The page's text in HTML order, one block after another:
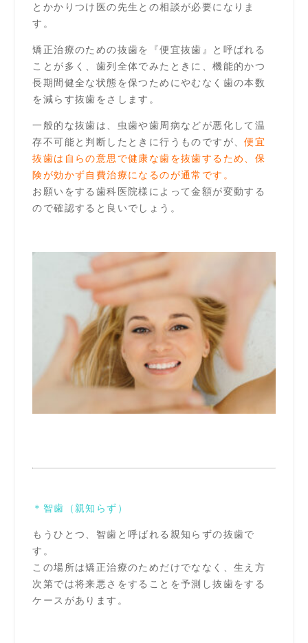
とかかりつけ医の先生との相談が必要になりま
す。
矯正治療のための抜歯を『便宜抜歯』と呼ばれる
ことが多く、歯列全体でみたときに、機能的かつ
長期間健全な状態を保つためにやむなく歯の本数
を減らす抜歯をさします。
一般的な抜歯は、虫歯や歯周病などが悪化して温
存不可能と判断したときに行うものですが、便宜
抜歯は自らの意思で健康な歯を抜歯するため、保
険が効かず自費治療になるのが通常です。
お願いをする歯科医院様によって金額が変動する
ので確認すると良いでしょう。
＊智歯（親知らず）
もうひとつ、智歯と呼ばれる親知らずの抜歯で
す。
この場所は矯正治療のためだけでななく、生え方
次第では将来悪さをすることを予測し抜歯をする
ケースがあります。